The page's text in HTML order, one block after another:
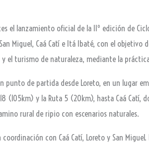
el lanzamiento oficial de la IIº edición de
Miguel, Caá Catí e Itá Ibaté, con el
el turismo de naturaleza, mediante la
punto de partida desde Loreto, en un lugar
(105km) y la Ruta 5 (20km), hasta Caá Catí,
rural de ripio con escenarios naturales.
con Caá Catí, Loreto y San